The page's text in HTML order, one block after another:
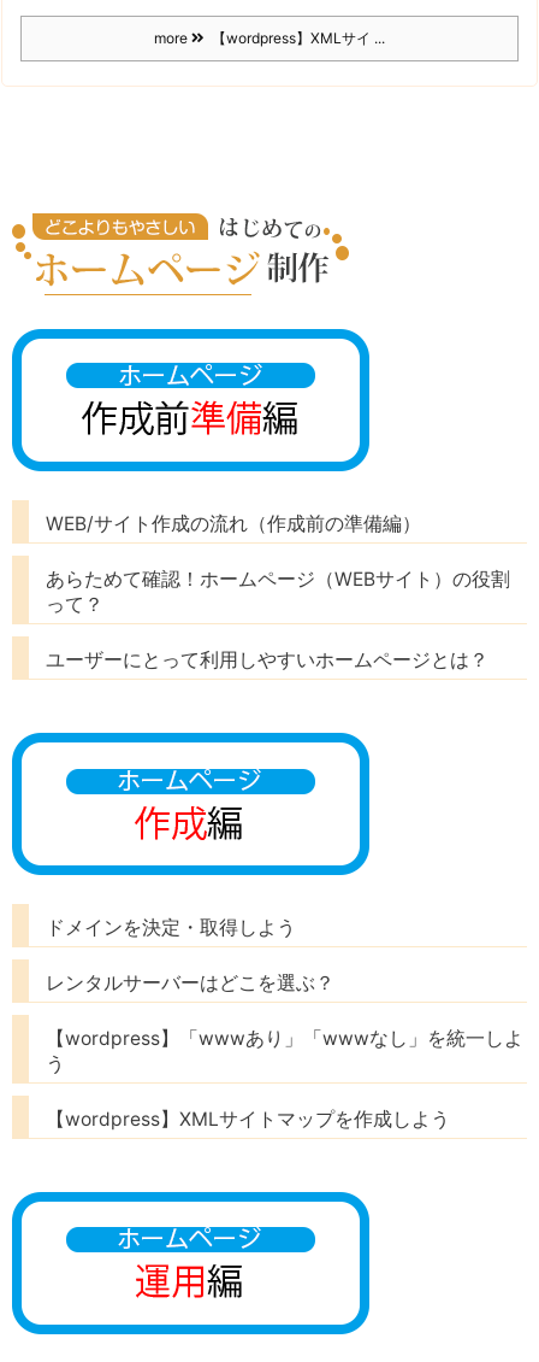
more 【wordpress】XMLサイ ...
WEB/サイト作成の流れ（作成前の準備編）
あらためて確認！ホームページ（WEBサイト）の役割
って？
ユーザーにとって利用しやすいホームページとは？
ドメインを決定・取得しよう
レンタルサーバーはどこを選ぶ？
【wordpress】「wwwあり」「wwwなし」を統一しよ
う
【wordpress】XMLサイトマップを作成しよう